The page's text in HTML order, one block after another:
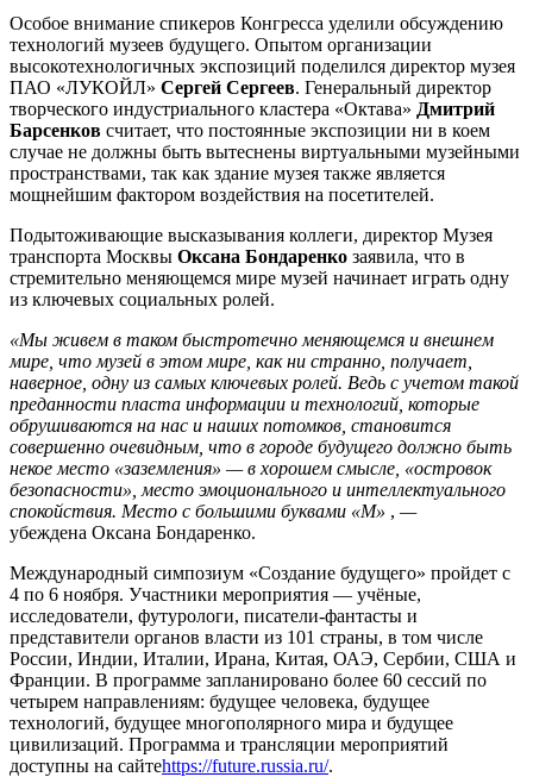
Особое внимание спикеров Конгресса уделили обсуждению
технологий музеев будущего. Опытом организации
высокотехнологичных экспозиций поделился директор музея
ПАО «ЛУКОЙЛ» Сергей Сергеев. Генеральный директор
творческого индустриального кластера «Октава» Дмитрий
Барсенков считает, что постоянные экспозиции ни в коем
случае не должны быть вытеснены виртуальными музейными
пространствами, так как здание музея также является
мощнейшим фактором воздействия на посетителей.
Подытоживающие высказывания коллеги, директор Музея
транспорта Москвы Оксана Бондаренко заявила, что в
стремительно меняющемся мире музей начинает играть одну
из ключевых социальных ролей.
«Мы живем в таком быстротечно меняющемся и внешнем
мире, что музей в этом мире, как ни странно, получает,
наверное, одну из самых ключевых ролей. Ведь с учетом такой
преданности пласта информации и технологий, которые
обрушиваются на нас и наших потомков, становится
совершенно очевидным, что в городе будущего должно быть
некое место «заземления» — в хорошем смысле, «островок
безопасности», место эмоционального и интеллектуального
спокойствия. Место с большими буквами «М» , —
убеждена Оксана Бондаренко.
Международный симпозиум «Создание будущего» пройдет с
4 по 6 ноября. Участники мероприятия — учёные,
исследователи, футурологи, писатели-фантасты и
представители органов власти из 101 страны, в том числе
России, Индии, Италии, Ирана, Китая, ОАЭ, Сербии, США и
Франции. В программе запланировано более 60 сессий по
четырем направлениям: будущее человека, будущее
технологий, будущее многополярного мира и будущее
цивилизаций. Программа и трансляции мероприятий
доступны на сайтеhttps://future.russia.ru/.